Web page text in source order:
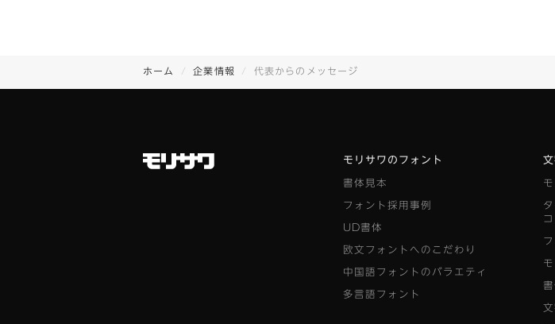
ホーム 企業情報 代表からのメッセージ
モリサワのフォント
書体見本
フォント採用事例
UD書体
欧文フォントへのこだわり
中国語フォントのバラエティ
多言語フォント